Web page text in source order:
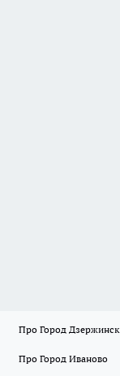
Про Город Дзержинск
Про Город Иваново